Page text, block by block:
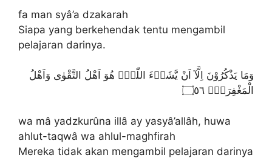
fa man syâ’a dzakarah
Siapa yang berkehendak tentu mengambil
pelajaran darinya.
وَمَا يَذْكُرُوْنَ اِلَّآ اَنْ يَّشَاۤءَ اللّٰهُۗ هُوَ اَهْلُ التَّقْوٰى وَاَهْلُ
الْمَغْفِرَةِࣖ ۝٥٦
wa mâ yadzkurûna illâ ay yasyâ’allâh, huwa
ahlut-taqwâ wa ahlul-maghfirah
Mereka tidak akan mengambil pelajaran darinya